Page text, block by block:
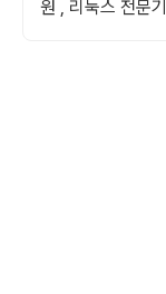
원 , 리눅스 전문